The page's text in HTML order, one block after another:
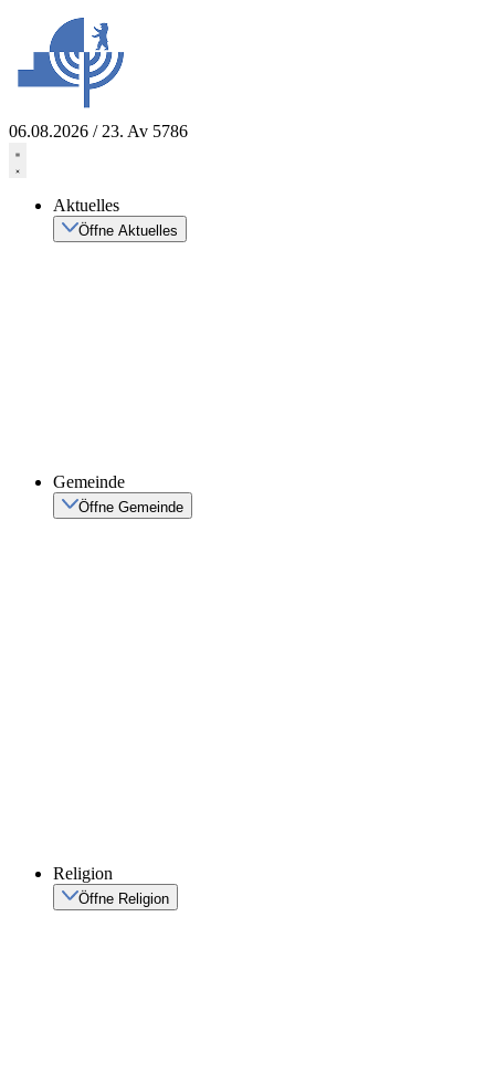
springen
06.08.2026 / 23. Av 5786
Aktuelles
Öffne Aktuelles
Gemeinde
Öffne Gemeinde
Religion
Öffne Religion